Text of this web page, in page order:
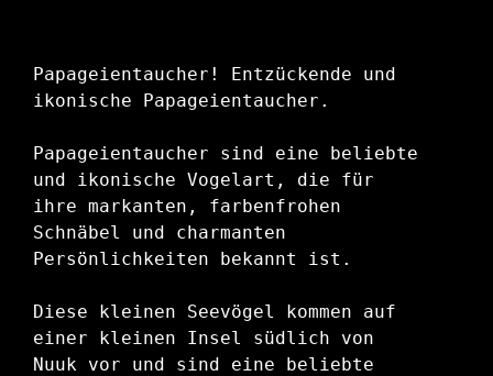
Papageientaucher! Entzückende und
ikonische Papageientaucher.
Papageientaucher sind eine beliebte
und ikonische Vogelart, die für
ihre markanten, farbenfrohen
Schnäbel und charmanten
Persönlichkeiten bekannt ist.
Diese kleinen Seevögel kommen auf
einer kleinen Insel südlich von
Nuuk vor und sind eine beliebte